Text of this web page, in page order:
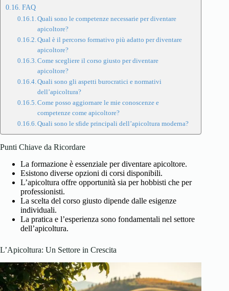
FAQ
Quali sono le competenze necessarie per diventare
apicoltore?
Qual è il percorso formativo più adatto per diventare
apicoltore?
Come scegliere il corso giusto per diventare
apicoltore?
Quali sono gli aspetti burocratici e normativi
dell’apicoltura?
Come posso aggiornare le mie conoscenze e
competenze come apicoltore?
Quali sono le sfide principali dell’apicoltura moderna?
Punti Chiave da Ricordare
La formazione è essenziale per diventare apicoltore.
Esistono diverse opzioni di corsi disponibili.
L’apicoltura offre opportunità sia per hobbisti che per
professionisti.
La scelta del corso giusto dipende dalle esigenze
individuali.
La pratica e l’esperienza sono fondamentali nel settore
dell’apicoltura.
L’Apicoltura: Un Settore in Crescita